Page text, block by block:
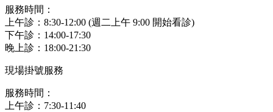
服務時間：
上午診：8:30-12:00 (週二上午 9:00 開始看診)
下午診：14:00-17:30
晚上診：18:00-21:30
現場掛號服務
服務時間：
上午診：7:30-11:40